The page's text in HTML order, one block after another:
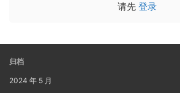
请先 登录
归档
2024 年 5 月